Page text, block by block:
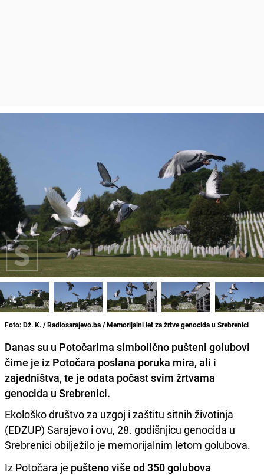
Foto: Dž. K. / Radiosarajevo.ba / Memorijalni let za žrtve genocida u Srebrenici
Danas su u Potočarima simbolično pušteni golubovi
čime je iz Potočara poslana poruka mira, ali i
zajedništva, te je odata počast svim žrtvama
genocida u Srebrenici.
Ekološko društvo za uzgoj i zaštitu sitnih životinja
(EDZUP) Sarajevo i ovu, 28. godišnjicu genocida u
Srebrenici obilježilo je memorijalnim letom golubova.
Iz Potočara je pušteno više od 350 golubova